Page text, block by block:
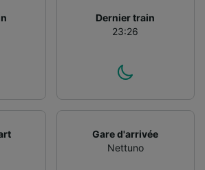
Dernier train
23:26
Gare d'arrivée
Nettuno
nous avez demandé de ne
des données selon les
de géolocalisation
de l’appareil pour
Stocker et/ou accéder à des